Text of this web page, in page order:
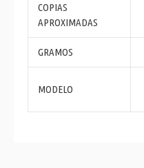
COPIAS
APROXIMADAS
GRAMOS
MODELO